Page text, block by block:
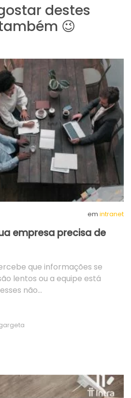
destes
😉
em intranet
empresa precisa de
que informações se
lentos ou a equipe está
não…